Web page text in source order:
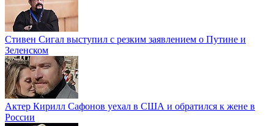
Стивен Сигал выступил с резким заявлением о Путине и
Зеленском
Актер Кирилл Сафонов уехал в США и обратился к жене в
России